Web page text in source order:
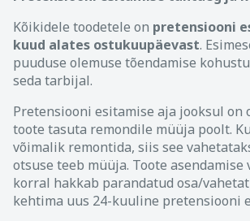
Kõikidele toodetele on pretensiooni
kuud alates ostukuupäevast.
puuduse olemuse tõendamise
seda tarbijal.
Pretensiooni esitamise aja jooksul on
toote tasuta remondile müüja poolt.
võimalik remontida, siis see
otsuse teeb müüja. Toote
korral hakkab parandatud osa/
kehtima uus 24-kuuline pretensiooni